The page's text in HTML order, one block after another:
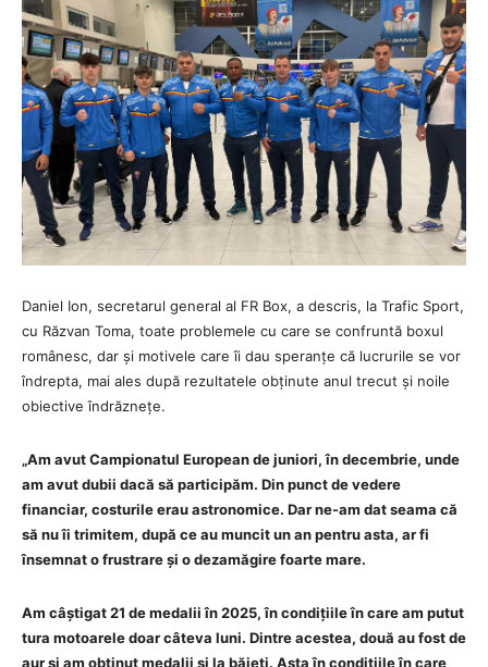
Daniel Ion, secretarul general al FR Box, a descris, la Trafic Sport,
cu Răzvan Toma, toate problemele cu care se confruntă boxul
românesc, dar și motivele care îi dau speranțe că lucrurile se vor
îndrepta, mai ales după rezultatele obținute anul trecut și noile
obiective îndrăznețe.
„Am avut Campionatul European de juniori, în decembrie, unde
am avut dubii dacă să participăm. Din punct de vedere
financiar, costurile erau astronomice. Dar ne-am dat seama că
să nu îi trimitem, după ce au muncit un an pentru asta, ar fi
însemnat o frustrare și o dezamăgire foarte mare.
Am câștigat 21 de medalii în 2025, în condițiile în care am putut
tura motoarele doar câteva luni. Dintre acestea, două au fost de
aur și am obținut medalii și la băieți. Asta în condițiile în care